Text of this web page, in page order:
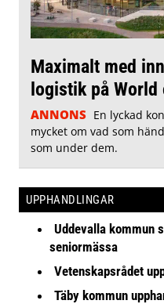
Maximalt med
logistik på World
ANNONS En lyckad
mycket om vad som
som under dem.
UPPHANDLINGAR
Uddevalla kommun
seniormässa
Vetenskapsrådet
Täby kommun